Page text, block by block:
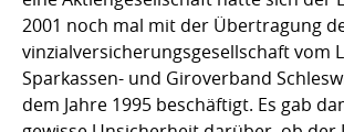
2001 noch mal mit der Übertragung
vinzialversicherungsgesellschaft vom
Sparkassen- und Giroverband
dem Jahre 1995 beschäftigt. Es gab